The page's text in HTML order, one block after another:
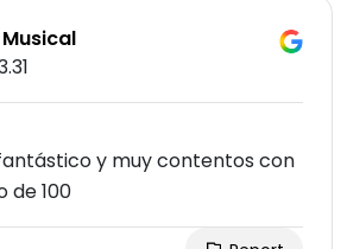
y muy contentos con
de 100